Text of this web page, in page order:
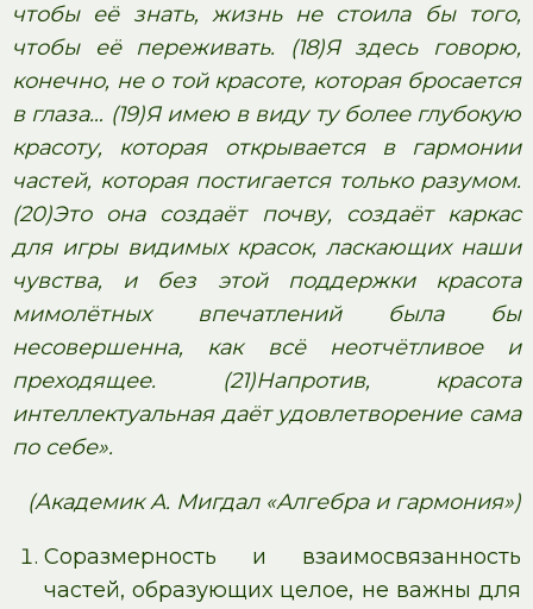
чтобы её знать, жизнь не стоила бы того,
чтобы её переживать. (18)Я здесь говорю,
конечно, не о той красоте, которая бросается
в глаза… (19)Я имею в виду ту более глубокую
красоту, которая открывается в гармонии
частей, которая постигается только разумом.
(20)Это она создаёт почву, создаёт каркас
для игры видимых красок, ласкающих наши
чувства, и без этой поддержки красота
мимолётных впечатлений была бы
несовершенна, как всё неотчётливое и
преходящее. (21)Напротив, красота
интеллектуальная даёт удовлетворение сама
по себе».
(Академик А. Мигдал «Алгебра и гармония»)
Соразмерность и взаимосвязанность
частей, образующих целое, не важны для